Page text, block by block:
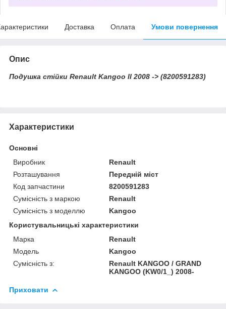
Доставка Оплата Умови повернення
Опис
Подушка стійки Renault Kangoo II 2008 -> (8200591283)
Характеристики
Основні
Виробник
Renault
Розташування
Передній міст
Код запчастини
8200591283
Сумісність з маркою
Renault
Сумісність з моделлю
Kangoo
Користувальницькі характеристики
Марка
Renault
Модель
Kangoo
Сумісність з:
Renault KANGOO / GRAND
KANGOO (KW0/1_) 2008-
Приховати